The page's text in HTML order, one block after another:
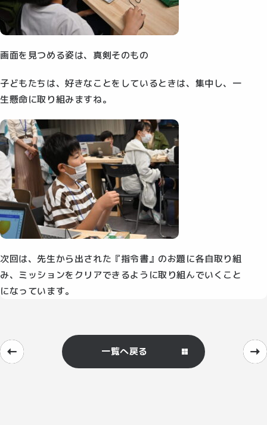
画面を見つめる姿は、真剣そのもの
子どもたちは、好きなことをしているときは、集中し、一
生懸命に取り組みますね。
次回は、先生から出された『指令書』のお題に各自取り組
み、ミッションをクリアできるように取り組んでいくこと
になっています。
一覧へ戻る